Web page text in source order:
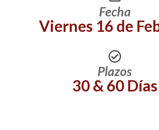
Fecha
Viernes 16 de
Plazos
30 & 60 Días